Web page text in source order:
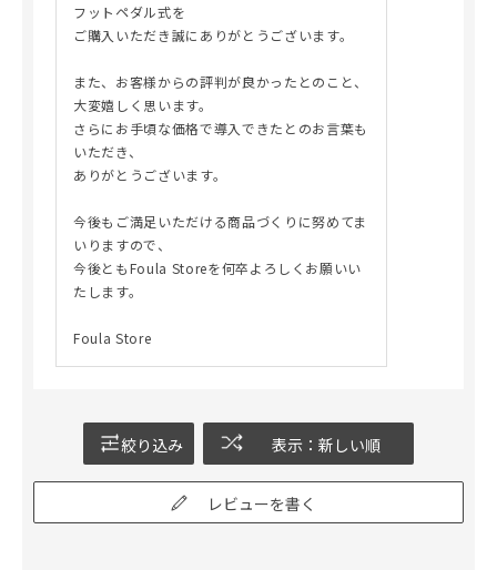
フットペダル式を
ご購入いただき誠にありがとうございます。
また、お客様からの評判が良かったとのこと、
大変嬉しく思います。
さらにお手頃な価格で導入できたとのお言葉も
いただき、
ありがとうございます。
今後もご満足いただける商品づくりに努めてま
いりますので、
今後ともFoula Storeを何卒よろしくお願いい
たします。
Foula Store
絞り込み 表示：新しい順
レビューを書く